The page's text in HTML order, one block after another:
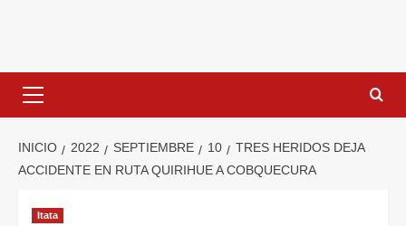
INICIO 2022 SEPTIEMBRE 10
TRES HERIDOS DEJA
ACCIDENTE EN RUTA QUIRIHUE A COBQUECURA
Itata